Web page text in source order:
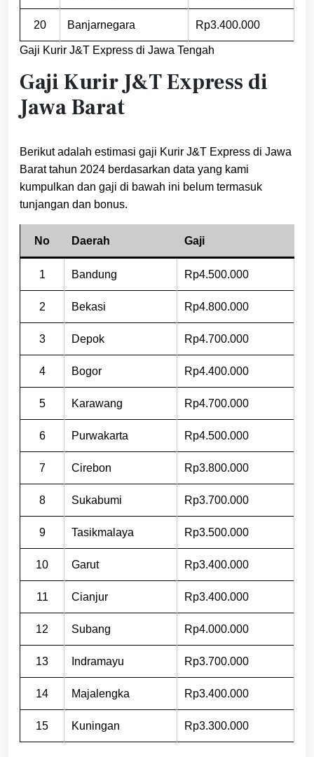
20 Banjarnegara Rp3.400.000
Gaji Kurir J&T Express di Jawa Tengah
Gaji Kurir J&T Express di
Jawa Barat
Berikut adalah estimasi gaji Kurir J&T Express di Jawa
Barat tahun 2024 berdasarkan data yang kami
kumpulkan dan gaji di bawah ini belum termasuk
tunjangan dan bonus.
No Daerah Gaji
1 Bandung Rp4.500.000
2 Bekasi Rp4.800.000
3 Depok Rp4.700.000
4 Bogor Rp4.400.000
5 Karawang Rp4.700.000
6 Purwakarta Rp4.500.000
7 Cirebon Rp3.800.000
8 Sukabumi Rp3.700.000
9 Tasikmalaya Rp3.500.000
10 Garut Rp3.400.000
11 Cianjur Rp3.400.000
12 Subang Rp4.000.000
13 Indramayu Rp3.700.000
14 Majalengka Rp3.400.000
15 Kuningan Rp3.300.000